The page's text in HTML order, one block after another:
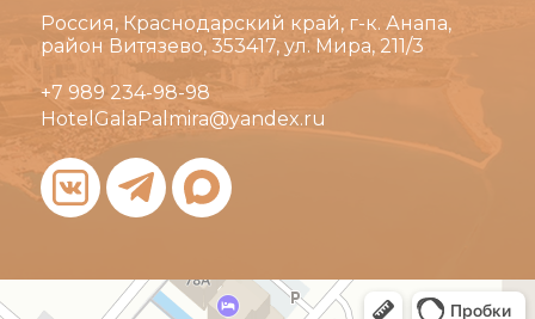
Россия, Краснодарский край, г-к. Анапа,
район Витязево, 353417, ул. Мира, 211/3
+7 989 234-98-98
HotelGalaPalmira@yandex.ru